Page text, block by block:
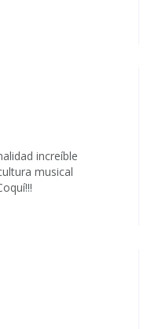
increíble
musical